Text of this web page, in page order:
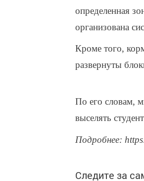
определенная
организована
Кроме того,
развернуты
По его словам,
выселять
Подробнее:
Следите за